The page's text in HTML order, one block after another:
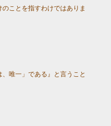
ことを指すわけではありま
唯一」である』と言うこと